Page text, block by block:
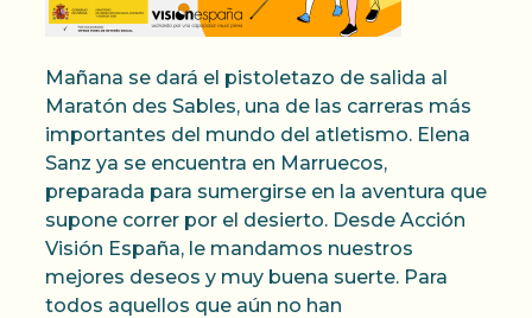
Mañana se dará el pistoletazo de salida al
Maratón des Sables, una de las carreras más
importantes del mundo del atletismo. Elena
Sanz ya se encuentra en Marruecos,
preparada para sumergirse en la aventura que
supone correr por el desierto. Desde Acción
Visión España, le mandamos nuestros
mejores deseos y muy buena suerte. Para
todos aquellos que aún no han